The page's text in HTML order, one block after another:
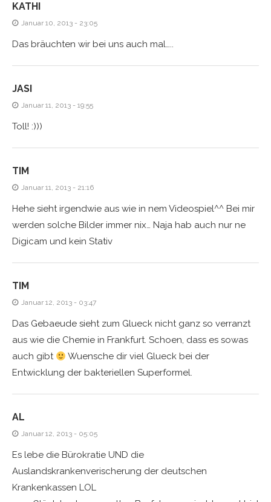
KATHI
Januar 10, 2013 - 23:05
Das bräuchten wir bei uns auch mal…..
JASI
Januar 11, 2013 - 19:55
Toll! :)))
TIM
Januar 11, 2013 - 21:16
Hehe sieht irgendwie aus wie in nem Videospiel^^ Bei mir
werden solche Bilder immer nix… Naja hab auch nur ne
Digicam und kein Stativ
TIM
Januar 12, 2013 - 03:47
Das Gebaeude sieht zum Glueck nicht ganz so verranzt
aus wie die Chemie in Frankfurt. Schoen, dass es sowas
auch gibt
Wuensche dir viel Glueck bei der
Entwicklung der bakteriellen Superformel.
AL
Januar 12, 2013 - 05:05
Es lebe die Bürokratie UND die
Auslandskrankenverischerung der deutschen
Krankenkassen LOL